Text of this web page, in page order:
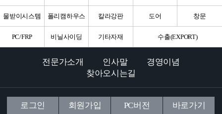
물받이시스템 폴리캠하우스 칼라강판 도어 창문
PC/FRP 비닐사이딩 기타자재 수출(EXPORT)
전문가소개 인사말
경영이념
찾아오시는길
로그인 회원가입 PC버전 바로가기